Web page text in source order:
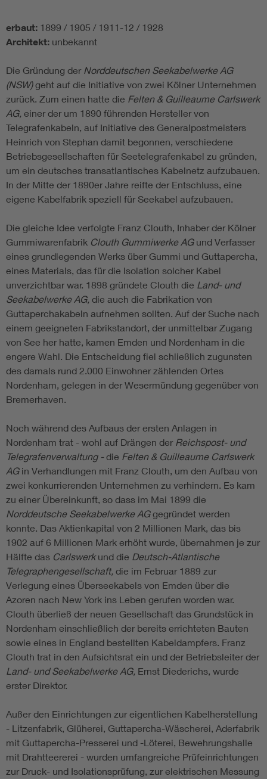
erbaut: 1899 / 1905 / 1911-12 / 1928
Architekt: unbekannt
Die Gründung der Norddeutschen Seekabelwerke AG
(NSW)geht auf die Initiative von zwei Kölner Unternehmen
zurück. Zum einen hatte die Felten & Guilleaume Carlswerk
AG, einer der um 1890 führenden Hersteller von
Telegrafenkabeln, auf Initiative des Generalpostmeisters
Heinrich von Stephan damit begonnen, verschiedene
Betriebsgesellschaften für Seetelegrafenkabel zu gründen,
um ein deutsches transatlantisches Kabelnetz aufzubauen.
In der Mitte der 1890er Jahre reifte der Entschluss, eine
eigene Kabelfabrik speziell für Seekabel aufzubauen.
Die gleiche Idee verfolgte Franz Clouth, Inhaber der Kölner
Gummiwarenfabrik Clouth Gummiwerke AGund Verfasser
eines grundlegenden Werks über Gummi und Guttapercha,
eines Materials, das für die Isolation solcher Kabel
unverzichtbar war. 1898 gründete Clouth die Land- und
Seekabelwerke AG, die auch die Fabrikation von
Guttaperchakabeln aufnehmen sollten. Auf der Suche nach
einem geeigneten Fabrikstandort, der unmittelbar Zugang
von See her hatte, kamen Emden und Nordenham in die
engere Wahl. Die Entscheidung fiel schließlich zugunsten
des damals rund 2.000 Einwohner zählenden Ortes
Nordenham, gelegen in der Wesermündung gegenüber von
Bremerhaven.
Noch während des Aufbaus der ersten Anlagen in
Nordenham trat - wohl auf Drängen der Reichspost- und
Telegrafenverwaltung -die Felten & Guilleaume Carlswerk
AGin Verhandlungen mit Franz Clouth, um den Aufbau von
zwei konkurrierenden Unternehmen zu verhindern. Es kam
zu einer Übereinkunft, so dass im Mai 1899 die
Norddeutsche Seekabelwerke AGgegründet werden
konnte. Das Aktienkapital von 2 Millionen Mark, das bis
1902 auf 6 Millionen Mark erhöht wurde, übernahmen je zur
Hälfte das Carlswerkund die Deutsch-Atlantische
Telegraphengesellschaft, die im Februar 1889 zur
Verlegung eines Überseekabels von Emden über die
Azoren nach New York ins Leben gerufen worden war.
Clouth überließ der neuen Gesellschaft das Grundstück in
Nordenham einschließlich der bereits errichteten Bauten
sowie eines in England bestellten Kabeldampfers. Franz
Clouth trat in den Aufsichtsrat ein und der Betriebsleiter der
Land- und Seekabelwerke AG, Ernst Diederichs, wurde
erster Direktor.
Außer den Einrichtungen zur eigentlichen Kabelherstellung
- Litzenfabrik, Glüherei, Guttapercha-Wäscherei, Aderfabrik
mit Guttapercha-Presserei und -Löterei, Bewehrungshalle
mit Drahtteererei - wurden umfangreiche Prüfeinrichtungen
zur Druck- und Isolationsprüfung, zur elektrischen Messung